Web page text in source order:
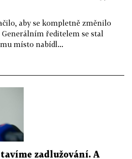
aby se kompletně změnilo
Generálním ředitelem se stal
místo nabídl...
zadlužování. A